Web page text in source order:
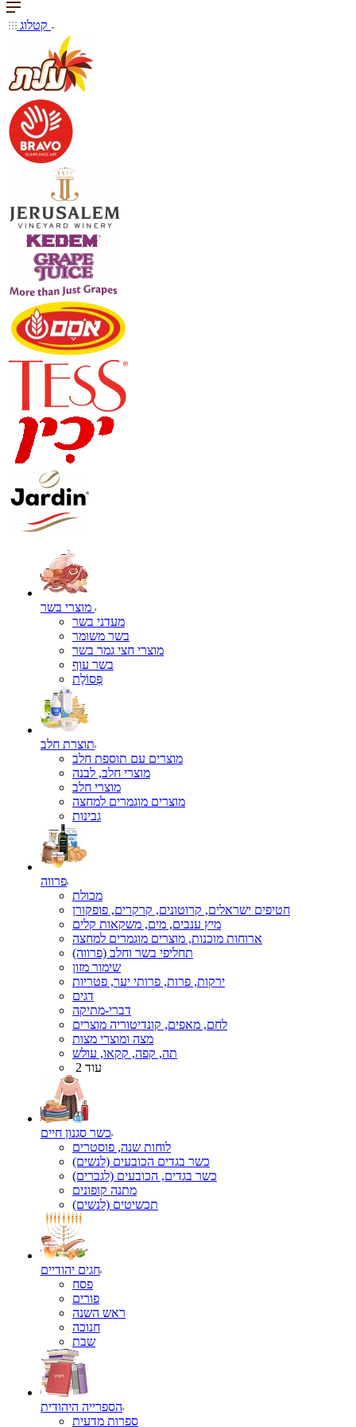
מעדני בשר
בשר משומר
מוצרי חצי גמר בשר
בשר עוף
פְּסוֹלֶת
תוצרת חלב
מוצרים עם תוספת חלב
מוצרי חלב, לבנה
מוצרי חלב
מוצרים מוגמרים למחצה
גבינות
פרווה
מכולת
חטיפים ישראלים, קרוטונים, קרקרים, פופקורן
מיץ ענבים, מים, משקאות קלים
ארוחות מוכנות, מוצרים מוגמרים למחצה
תחליפי בשר וחלב (פרווה)
שימור מזון
ירקות, פרות, פרותי יער, פטריות
דגים
דברי-מתיקה
לחם, מאפים, קונדיטוריה מוצרים
מצה ומוצרי מצות
תה, קפה, קקאו, עולש
עוד 2
כשר סגנון חיים
לוחות שנה, פוסטרים
כשר בגדים הכובעים (לנשים)
כשר בגדים, הכובעים (לגברים)
מתנה קופונים
תכשיטים (לנשים)
חגים יהודיים
פסח
פורים
ראש השנה
חנוכה
שבת
הספרייה היהודית
ספרות מדעית